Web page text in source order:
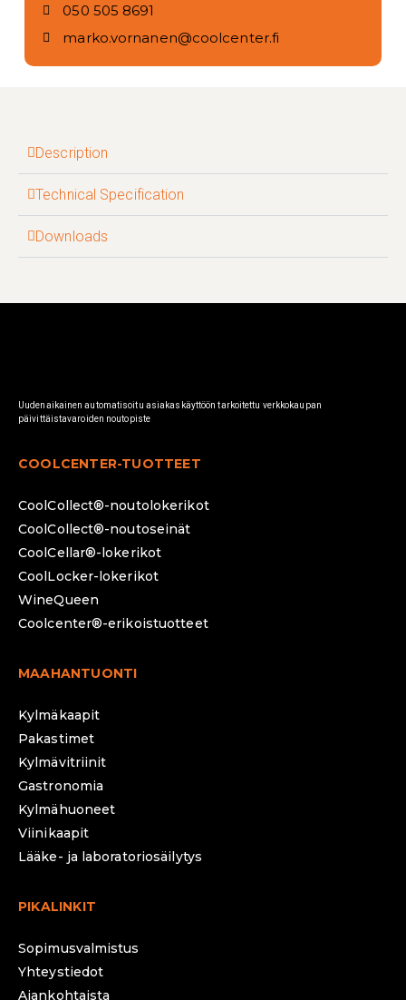
050 505 8691
marko.vornanen@coolcenter.fi
Description
Technical Specification
Downloads
Uudenaikainen automatisoitu asiakaskäyttöön tarkoitettu verkkokaupan
päivittäistavaroiden noutopiste
COOLCENTER-TUOTTEET
CoolCollect®-noutolokerikot
CoolCollect®-noutoseinät
CoolCellar®-lokerikot
CoolLocker-lokerikot
WineQueen
Coolcenter®-erikoistuotteet
MAAHANTUONTI
Kylmäkaapit
Pakastimet
Kylmävitriinit
Gastronomia
Kylmähuoneet
Viinikaapit
Lääke- ja laboratoriosäilytys
PIKALINKIT
Sopimusvalmistus
Yhteystiedot
Ajankohtaista